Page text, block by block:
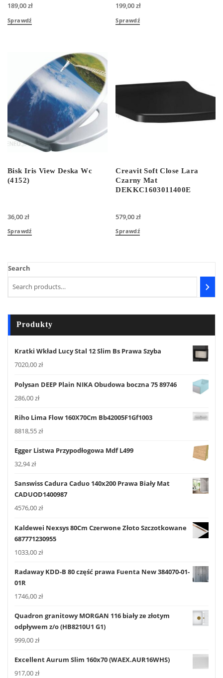
189,00zł
Sprawdź
199,00zł
Sprawdź
Bisk Iris View Deska Wc
(4152)
36,00zł
Sprawdź
Creavit Soft Close Lara
Czarny Mat
DEKKC1603011400E
579,00zł
Sprawdź
Search
Produkty
Kratki Wkład Lucy Stal 12 Slim Bs Prawa Szyba
7020,00zł
Polysan DEEP Plain NIKA Obudowa boczna 75 89746
286,00zł
Riho Lima Flow 160X70Cm Bb42005F1Gf1003
8818,55zł
Egger Listwa Przypodłogowa Mdf L499
32,94zł
Sanswiss Cadura Caduo 140x200 Prawa Biały Mat
CADUOD1400987
4576,00zł
Kaldewei Nexsys 80Cm Czerwone Złoto Szczotkowane
687771230955
1033,00zł
Radaway KDD-B 80 część prawa Fuenta New 384070-01-
01R
1746,00zł
Quadron granitowy MORGAN 116 biały ze złotym
odpływem z/o (HB8210U1 G1)
999,00zł
Excellent Aurum Slim 160x70 (WAEX.AUR16WHS)
917,00zł